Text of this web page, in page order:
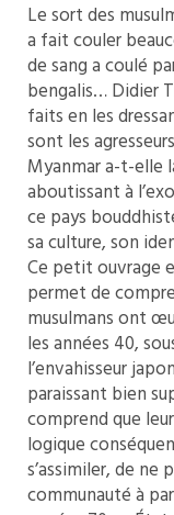
Le sort des
a fait couler
de sang a coulé
bengalis… Didier
faits en les
sont les
Myanmar a-t-elle
aboutissant à
ce pays
sa culture, son
Ce petit ouvrage
permet de
musulmans ont
les années 40,
l’envahisseur
paraissant bien
comprend que
logique
s’assimiler, de ne
communauté à